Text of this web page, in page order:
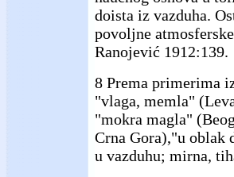
doista iz vazduha.
povoljne
Ranojević 1912:139.
8 Prema primerima
"vlaga, memla"
"mokra magla"
Crna Gora),"u oblak
u vazduhu; mirna,